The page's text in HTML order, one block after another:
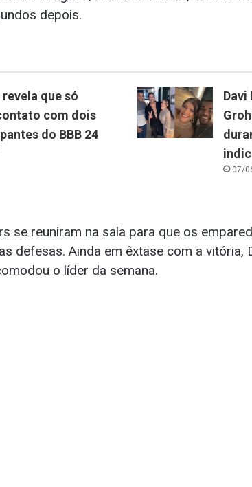
depois.
que só
com dois
do BBB 24
07/
se reuniram na sala para que os
defesas. Ainda em êxtase com a vitória,
o líder da semana.